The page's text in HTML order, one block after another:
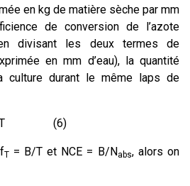
en kg de matière sèche par mm
de conversion de l’azote
divisant les deux termes de
en mm d’eau), la quantité
culture durant le même laps de
/T (6)
T= B/T et NCE = B/Nabs, alors on